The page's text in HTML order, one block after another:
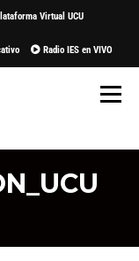
Virtual UCU
Radio IES en VIVO